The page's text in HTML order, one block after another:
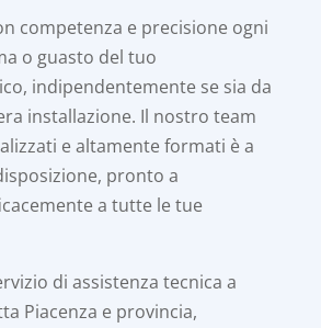
competenza e precisione ogni
o guasto del tuo
indipendentemente se sia da
installazione. Il nostro team
e altamente formati è a
pronto a
a tutte le tue
di assistenza tecnica a
Piacenza e provincia,